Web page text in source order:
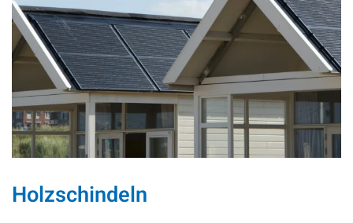
Holzschindeln